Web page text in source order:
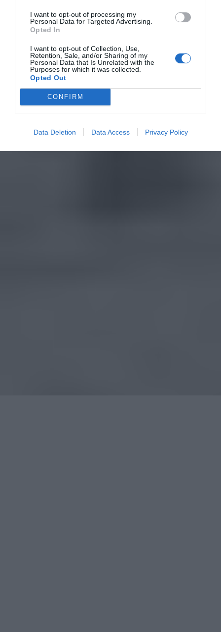
I want to opt-out of processing my
Personal Data for Targeted Advertising.
Opted In
I want to opt-out of Collection, Use,
Retention, Sale, and/or Sharing of my
Personal Data that Is Unrelated with the
Purposes for which it was collected.
Opted Out
CONFIRM
Data Deletion Data Access Privacy Policy